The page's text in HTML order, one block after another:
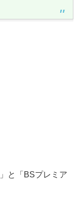
と「BSプレミア